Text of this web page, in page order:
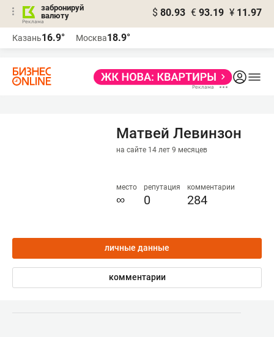
забронируй
валюту
$ 80.93 € 93.19 ¥ 11.97
Казань16.9° Москва18.9°
Матвей Левинзон
на сайте 14 лет 9 месяцев
место
∞
репутация
0
комментарии
284
личные данные
комментарии